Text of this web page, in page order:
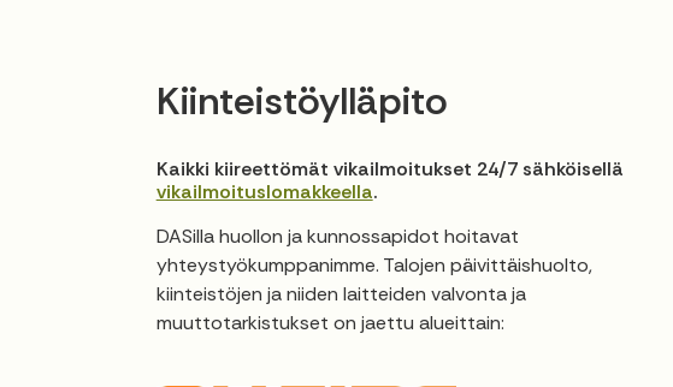
Kiinteistöylläpito
Kaikki kiireettömät vikailmoitukset 24/7 sähköisellä
vikailmoituslomakkeella.
DASilla huollon ja kunnossapidot hoitavat
yhteystyökumppanimme. Talojen päivittäishuolto,
kiinteistöjen ja niiden laitteiden valvonta ja
muuttotarkistukset on jaettu alueittain: